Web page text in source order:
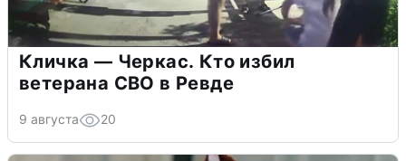
Кличка — Черкас. Кто избил
ветерана СВО в Ревде
9 августа 20